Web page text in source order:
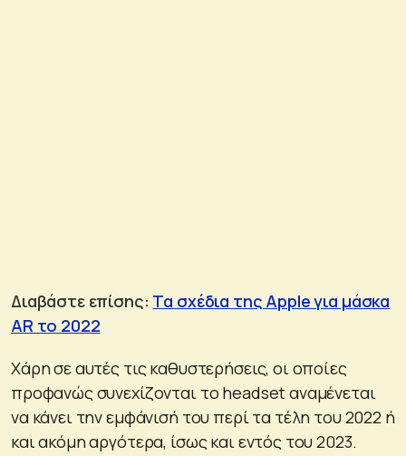
Διαβάστε επίσης: Τα σχέδια της Apple για μάσκα
AR το 2022
Χάρη σε αυτές τις καθυστερήσεις, οι οποίες
προφανώς συνεχίζονται το headset αναμένεται
να κάνει την εμφάνισή του περί τα τέλη του 2022 ή
και ακόμη αργότερα, ίσως και εντός του 2023.